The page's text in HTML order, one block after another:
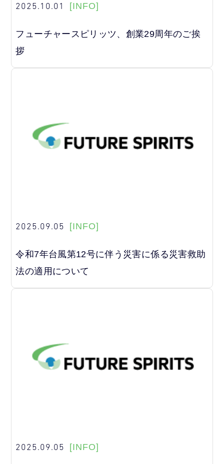
2025.10.01 [INFO]
フューチャースピリッツ、創業29周年のご挨
拶
2025.09.05 [INFO]
令和7年台風第12号に伴う災害に係る災害救助
法の適用について
2025.09.05 [INFO]